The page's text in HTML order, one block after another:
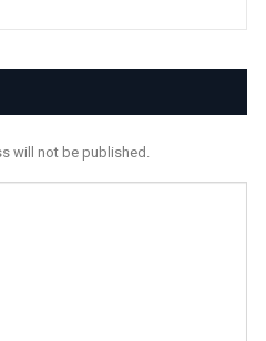
will not be published.